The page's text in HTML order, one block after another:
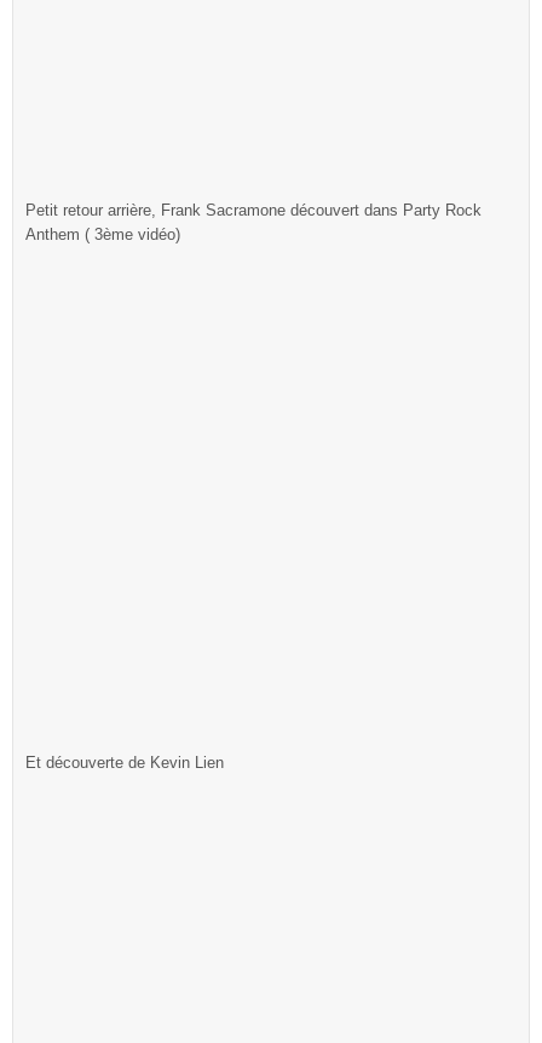
Petit retour arrière, Frank Sacramone découvert dans Party Rock
Anthem ( 3ème vidéo)
Et découverte de Kevin Lien